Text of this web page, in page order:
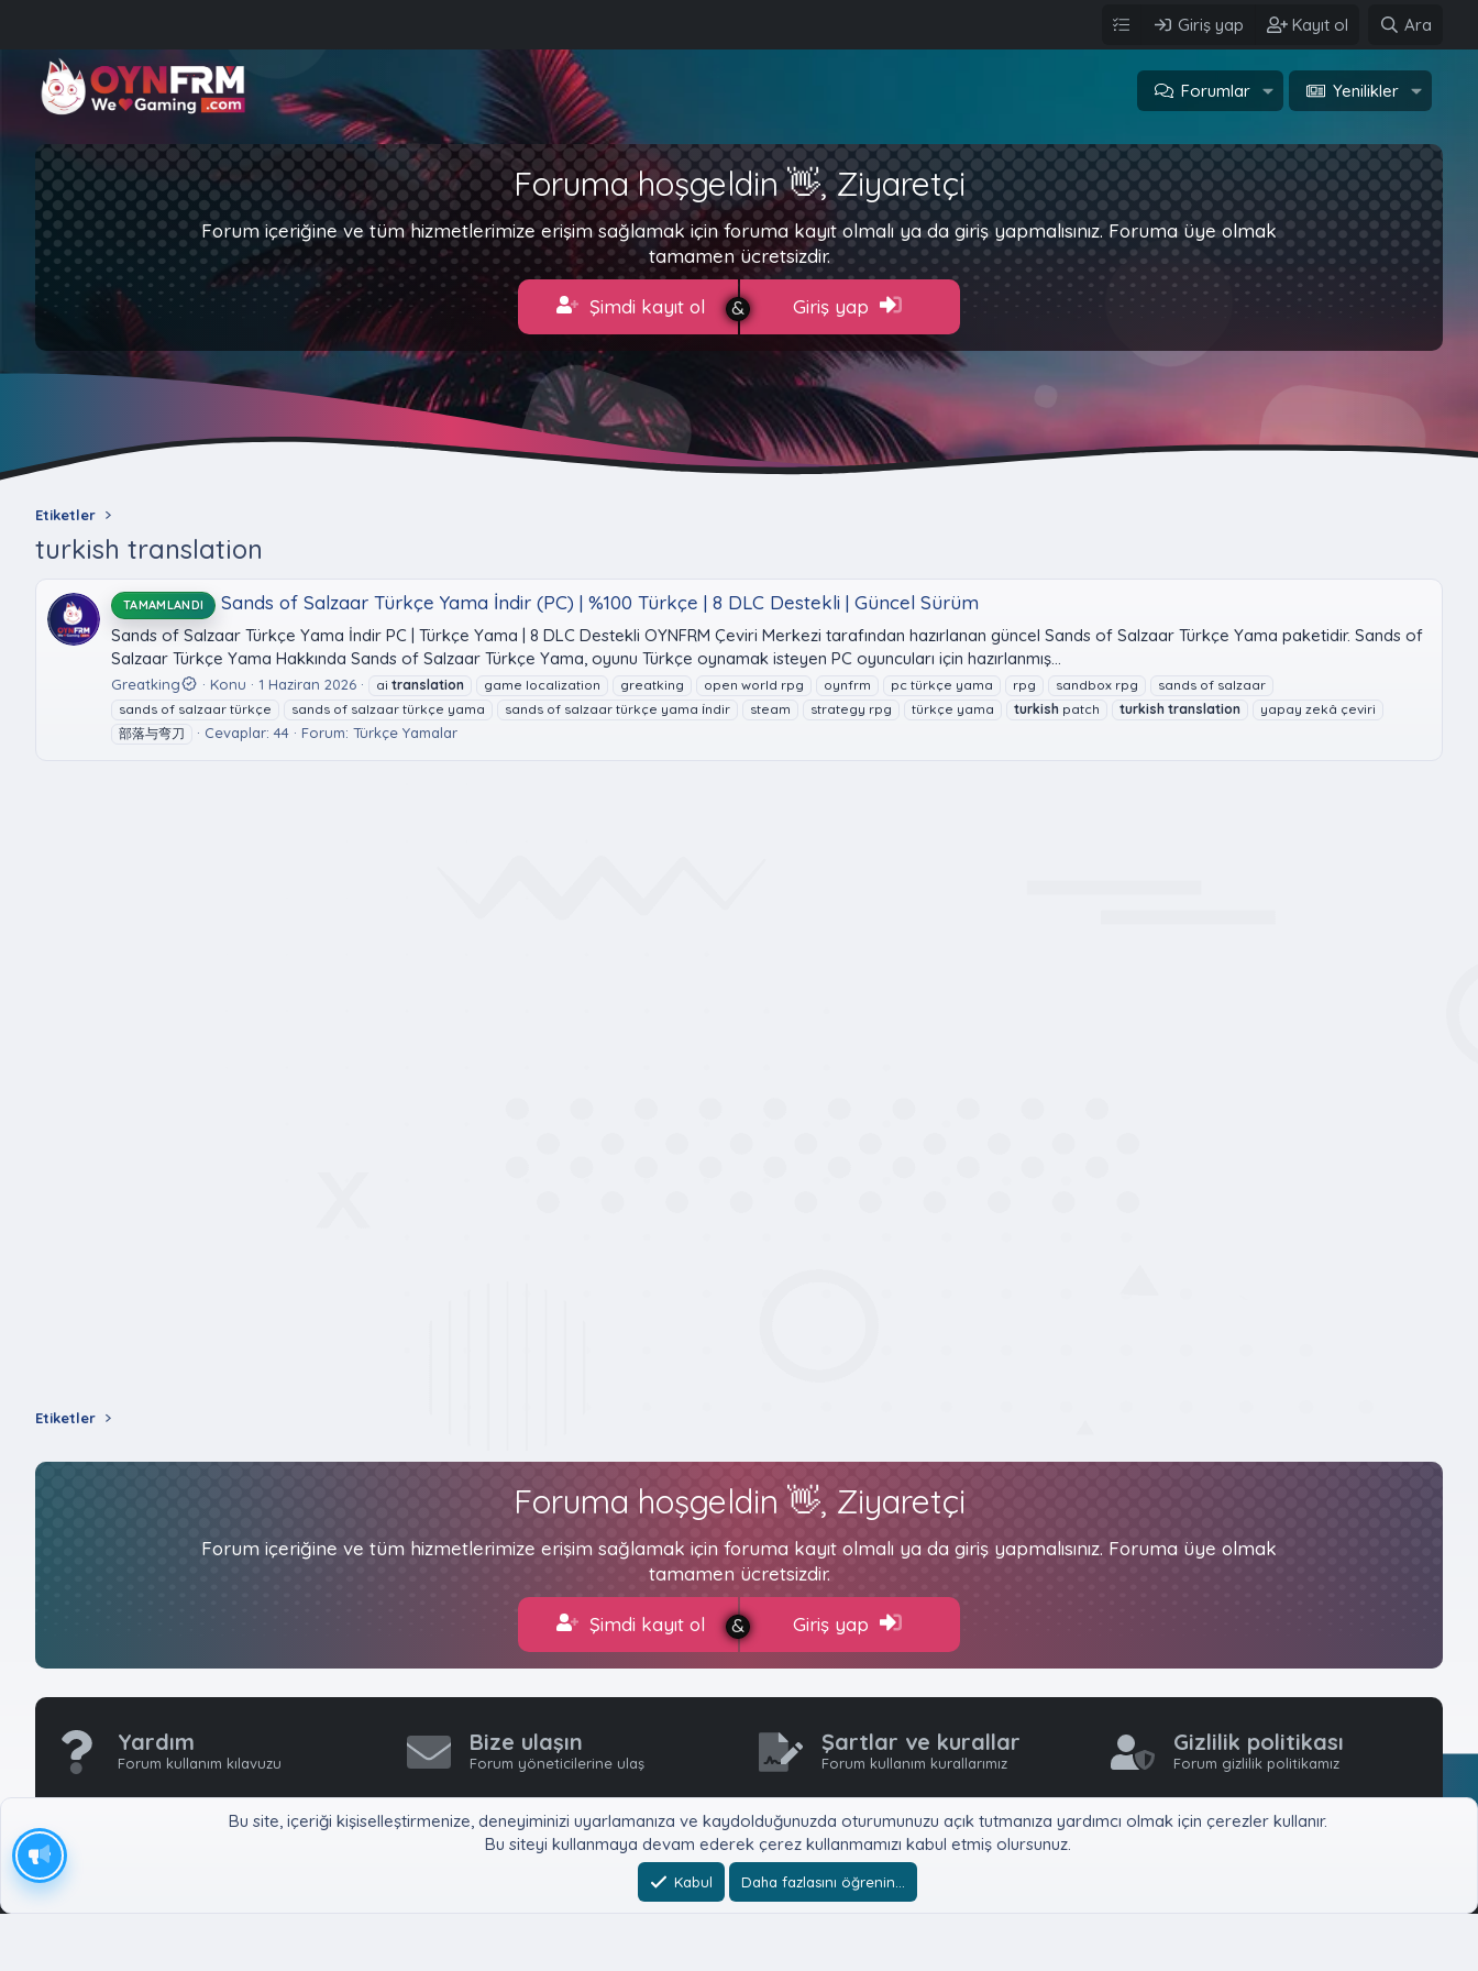
Giriş yap Kayıt ol Ara
Forumlar Yenilikler
Foruma hoşgeldin 👋, Ziyaretçi
Forum içeriğine ve tüm hizmetlerimize erişim sağlamak için foruma kayıt olmalı ya da giriş yapmalısınız. Foruma üye olmak
tamamen ücretsizdir.
Şimdi kayıt ol Giriş yap
Etiketler
turkish translation
TAMAMLANDI Sands of Salzaar Türkçe Yama İndir (PC) | %100 Türkçe | 8 DLC Destekli | Güncel Sürüm
Sands of Salzaar Türkçe Yama İndir PC | Türkçe Yama | 8 DLC Destekli OYNFRM Çeviri Merkezi tarafından hazırlanan güncel Sands of Salzaar Türkçe Yama paketidir. Sands of
Salzaar Türkçe Yama Hakkında Sands of Salzaar Türkçe Yama, oyunu Türkçe oynamak isteyen PC oyuncuları için hazırlanmış...
Greatking Konu 1 Haziran 2026 aitranslation game localization greatking open world rpg oynfrm pc türkçe yama rpg sandbox rpg
sands of salzaar
sands of salzaar türkçe
sands of salzaar türkçe yama sands of salzaar türkçe yama i̇ndir steam strategy rpg türkçe yama turkish patch turkish translation
yapay zekâ çeviri
部落与弯刀
Cevaplar: 44 Forum: Türkçe Yamalar
Etiketler
Foruma hoşgeldin 👋, Ziyaretçi
Forum içeriğine ve tüm hizmetlerimize erişim sağlamak için foruma kayıt olmalı ya da giriş yapmalısınız. Foruma üye olmak
tamamen ücretsizdir.
Şimdi kayıt ol Giriş yap
Yardım
Forum kullanım kılavuzu
Bize ulaşın
Forum yöneticilerine ulaş
Şartlar ve kurallar
Forum kullanım kurallarımız
Gizlilik politikası
Forum gizlilik politikamız
Bu site, içeriği kişiselleştirmenize, deneyiminizi uyarlamanıza ve kaydolduğunuzda oturumunuzu açık tutmanıza yardımcı olmak için çerezler kullanır.
Bu siteyi kullanmaya devam ederek çerez kullanmamızı kabul etmiş olursunuz.
Kabul Daha fazlasını öğrenin…